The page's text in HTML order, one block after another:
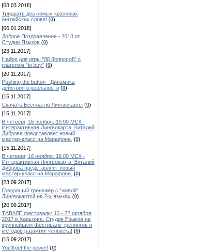
[08.03.2018]
Тридцать два самых красивых
английских слова! (0)
[06.01.2018]
Доброе Поздравление - 2018 от
Студии Языков (0)
[23.11.2017]
Набор для игры "88 8опросо8" с
глаголом "to buy" (0)
[20.11.2017]
Pushing the button - Динамика
действия в реальности (0)
[15.11.2017]
Скачать Бесплатно Лингвокарты (0)
[15.11.2017]
В четверг, 16 ноября, 19.00 МСК -
Интерактивная Лингвокарта. Виталий
Диброва представляет новый
мастер-класс на Марафоне. (0)
[15.11.2017]
В четверг, 16 ноября, 19.00 МСК -
Интерактивная Лингвокарта. Виталий
Диброва представляет новый
мастер-класс на Марафоне. (0)
[23.09.2017]
Говорящий тренажер с "живой"
Лингвокартой на 2-х языках (0)
[20.09.2017]
ТАВАЛЕ фестиваль: 13 - 22 октября
2017 в Харькове. Студия Языков на
крупнейшем фестивале тренингов и
методов развития человека! (0)
[15.09.2017]
You'll get the power! (0)